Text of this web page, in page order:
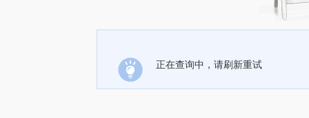
正在查询中，请刷新重试